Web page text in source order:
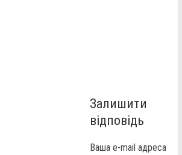
Залишити
відповідь
Ваша e-mail адреса